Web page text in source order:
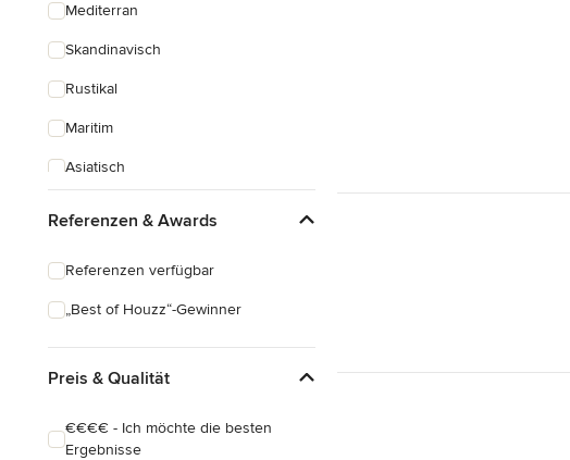
Mediterran
Skandinavisch
Rustikal
Maritim
Asiatisch
Referenzen & Awards
Referenzen verfügbar
„Best of Houzz“-Gewinner
Preis & Qualität
€€€€ - Ich möchte die besten
Ergebnisse